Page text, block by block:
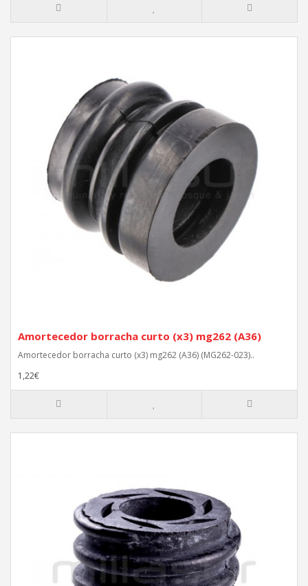
Amortecedor borracha curto (x3) mg262 (A36)
Amortecedor borracha curto (x3) mg262 (A36) (MG262-023)..
1,22€